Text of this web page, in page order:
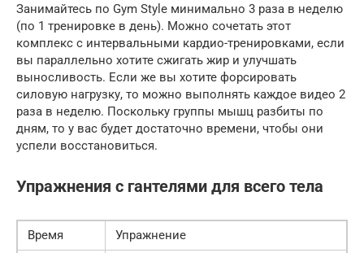
Занимайтесь по Gym Style минимально 3 раза в неделю
(по 1 тренировке в день). Можно сочетать этот
комплекс с интервальными кардио-тренировками, если
вы параллельно хотите сжигать жир и улучшать
выносливость. Если же вы хотите форсировать
силовую нагрузку, то можно выполнять каждое видео 2
раза в неделю. Поскольку группы мышц разбиты по
дням, то у вас будет достаточно времени, чтобы они
успели восстановиться.
Упражнения с гантелями для всего тела
Время
Упражнение